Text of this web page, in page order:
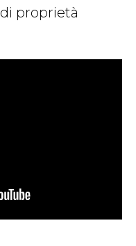
proprietà